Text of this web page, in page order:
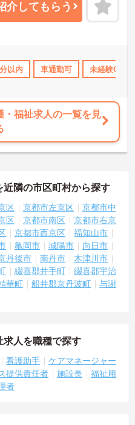
研修制度あり 産休･育休･
い。
介してもらう
以内 車通勤可 未経験OK
・福祉求人の一覧を見
隣の市区町村から探す
区 京都市左京区
京都市中
区 京都市南区
京都市右京
京都市西京区
福知山市
亀岡市 城陽市
向日市
丹後市 南丹市
木津川市
綴喜郡井手町
綴喜郡宇治
華町 船井郡京丹波町
与謝
求人を職種で探す
看護助手
ケアマネージャー
提供責任者 施設長
福祉用
者